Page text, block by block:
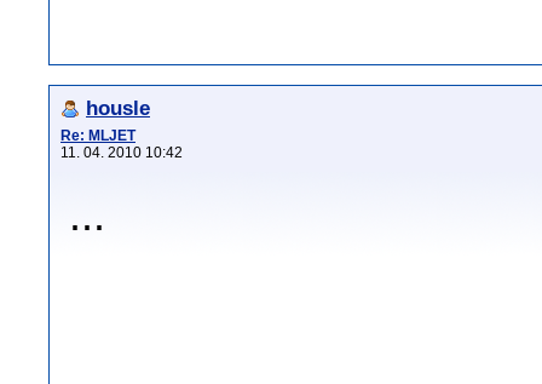
housle
Re: MLJET
11. 04. 2010 10:42
...